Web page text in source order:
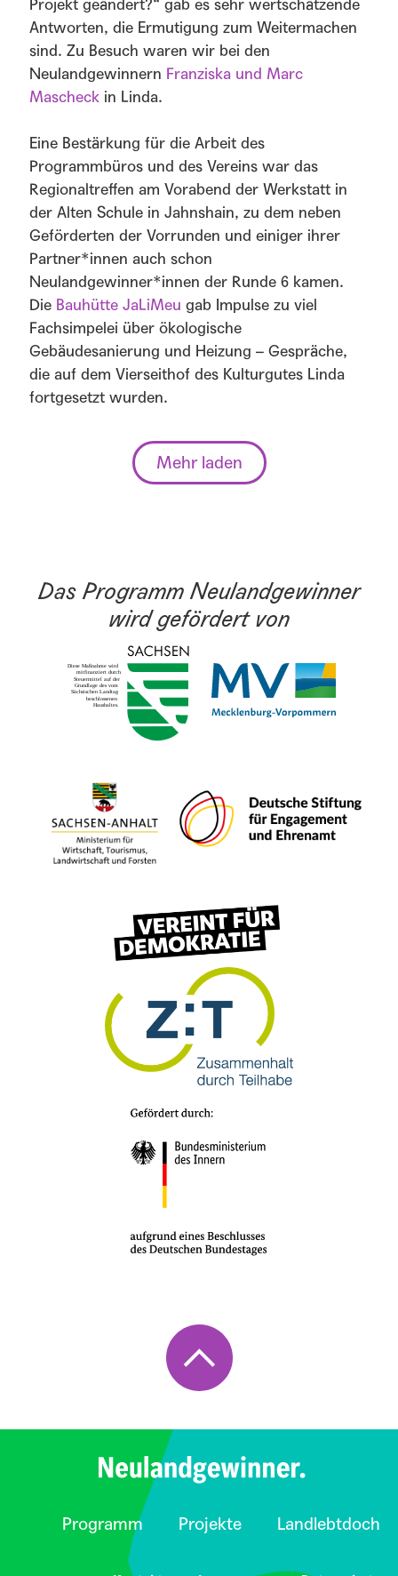
Projekt geändert?“ gab es sehr wertschätzende
Antworten, die Ermutigung zum Weitermachen
sind. Zu Besuch waren wir bei den
Neulandgewinnern Franziska und Marc
Mascheck in Linda.
Eine Bestärkung für die Arbeit des
Programmbüros und des Vereins war das
Regionaltreffen am Vorabend der Werkstatt in
der Alten Schule in Jahnshain, zu dem neben
Geförderten der Vorrunden und einiger ihrer
Partner*innen auch schon
Neulandgewinner*innen der Runde 6 kamen.
Die Bauhütte JaLiMeu gab Impulse zu viel
Fachsimpelei über ökologische
Gebäudesanierung und Heizung – Gespräche,
die auf dem Vierseithof des Kulturgutes Linda
fortgesetzt wurden.
Mehr laden
Das Programm Neulandgewinner
wird gefördert von
Programm Projekte Landlebtdoch